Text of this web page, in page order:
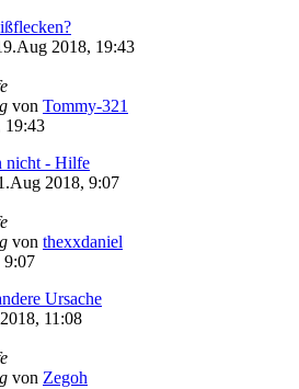
2018, 19:43
von Tommy-321
19:43
nicht - Hilfe
2018, 9:07
von thexxdaniel
9:07
Ursache
11:08
von Zegoh